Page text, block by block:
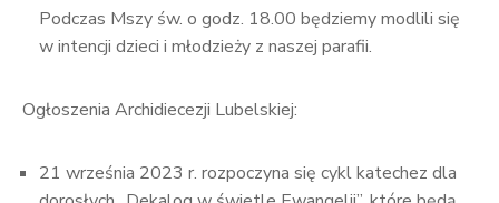
Podczas Mszy św. o godz. 18.00 będziemy modlili się
w intencji dzieci i młodzieży z naszej parafii.
Ogłoszenia Archidiecezji Lubelskiej:
21 września 2023 r. rozpoczyna się cykl katechez dla